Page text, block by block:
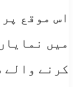
اس موقع
میں
کرنے والے